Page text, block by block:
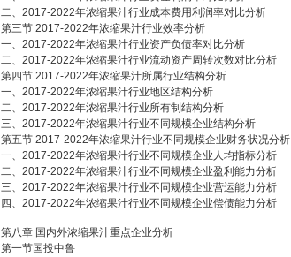
二、2017-2022年浓缩果汁行业成本费用利润率对比分析
第三节 2017-2022年浓缩果汁行业效率分析
一、2017-2022年浓缩果汁行业资产负债率对比分析
二、2017-2022年浓缩果汁行业流动资产周转次数对比分析
第四节 2017-2022年浓缩果汁所属行业结构分析
一、2017-2022年浓缩果汁行业地区结构分析
二、2017-2022年浓缩果汁行业所有制结构分析
三、2017-2022年浓缩果汁行业不同规模企业结构分析
第五节 2017-2022年浓缩果汁行业不同规模企业财务状况分析
一、2017-2022年浓缩果汁行业不同规模企业人均指标分析
二、2017-2022年浓缩果汁行业不同规模企业盈利能力分析
三、2017-2022年浓缩果汁行业不同规模企业营运能力分析
四、2017-2022年浓缩果汁行业不同规模企业偿债能力分析
第八章 国内外浓缩果汁重点企业分析
第一节国投中鲁